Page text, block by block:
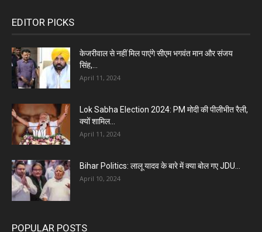
EDITOR PICKS
केजरीवाल से नहीं मिल पाएंगे सीएम भगवंत मान और संजय
सिंह,...
April 11, 2024
Lok Sabha Election 2024: PM मोदी की पीलीभीत रैली,
क्यों शामिल...
April 11, 2024
Bihar Politics: लालू यादव के बारे में क्या बोल गए JDU...
April 10, 2024
POPULAR POSTS